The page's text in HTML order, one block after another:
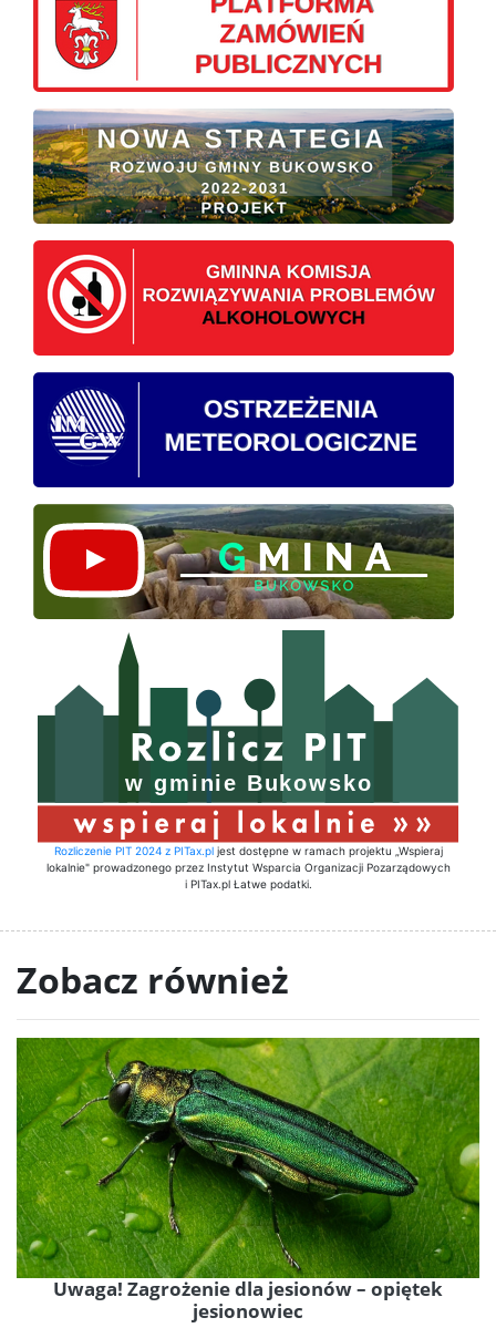
Rozliczenie PIT 2024 z PITax.pljest dostępne w ramach projektu „Wspieraj
lokalnie" prowadzonego przez Instytut Wsparcia Organizacji Pozarządowych
i PITax.pl Łatwe podatki.
Zobacz również
Uwaga! Zagrożenie dla jesionów – opiętek
jesionowiec